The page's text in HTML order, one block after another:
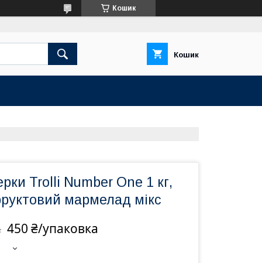
Кошик
Кошик
Trolli Number One 1 кг,
мармелад мікс
450 ₴/упаковка